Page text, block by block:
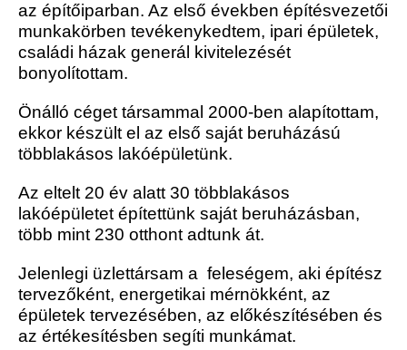
az építőiparban. Az első években építésvezetői
munkakörben tevékenykedtem, ipari épületek,
családi házak generál kivitelezését
bonyolítottam.
Önálló céget társammal 2000-ben alapítottam,
ekkor készült el az első saját beruházású
többlakásos lakóépületünk.
Az eltelt 20 év alatt 30 többlakásos
lakóépületet építettünk saját beruházásban,
több mint 230 otthont adtunk át.
Jelenlegi üzlettársam a feleségem, aki építész
tervezőként, energetikai mérnökként, az
épületek tervezésében, az előkészítésében és
az értékesítésben segíti munkámat.